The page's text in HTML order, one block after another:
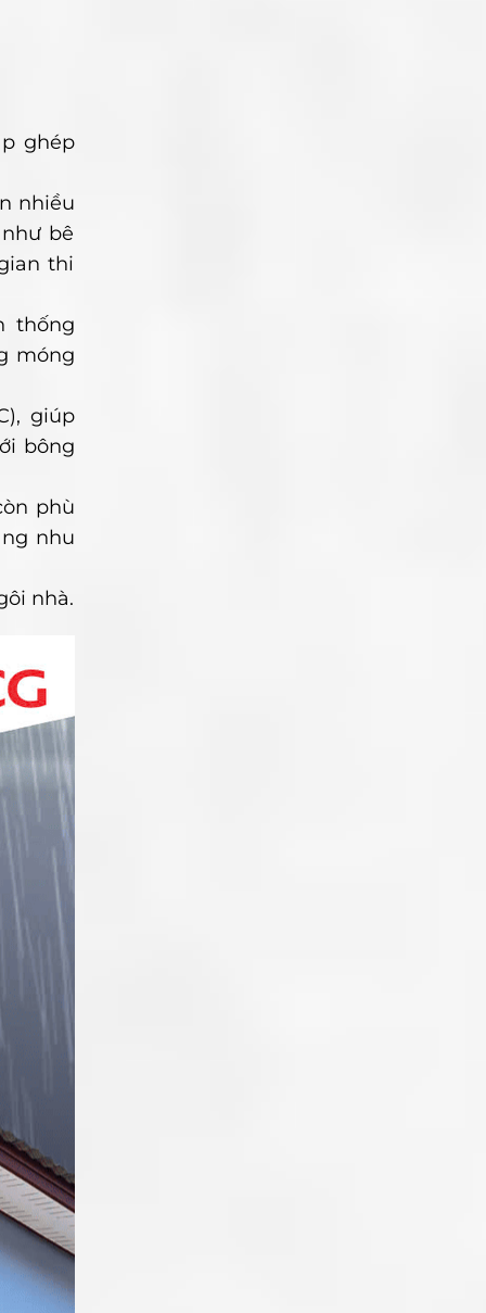
ghép
nhiều
bê
thi
thống
móng
giúp
bông
phù
nhu
nhà.